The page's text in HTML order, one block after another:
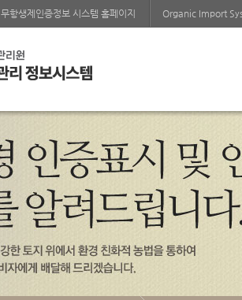
무항생제인증정보 시스템 홈페이지 Organic Import